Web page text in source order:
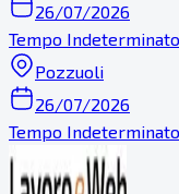
26/07/2026
Tempo Indeterminato
Pozzuoli
26/07/2026
Tempo Indeterminato